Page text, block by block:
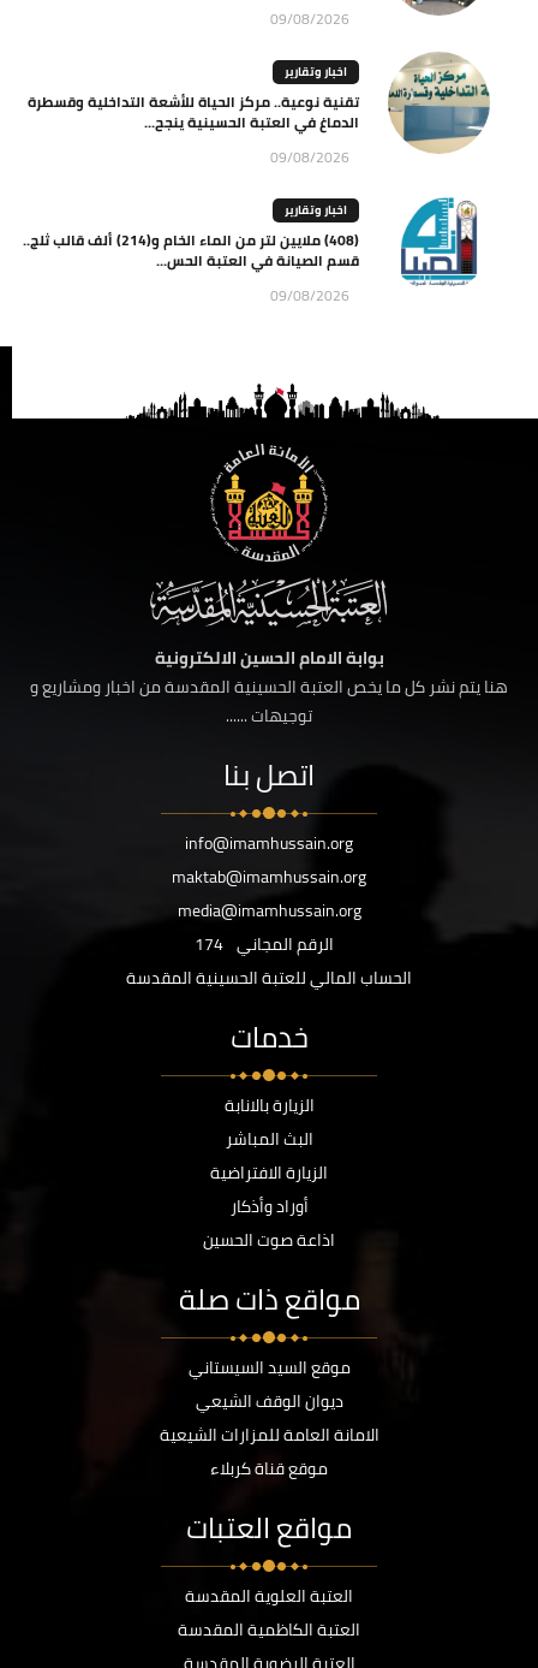
09/08/2026
اخبار وتقارير
تقنية نوعية.. مركز الحياة للأشعة التداخلية وقسطرة
الدماغ في العتبة الحسينية ينجح...
09/08/2026
اخبار وتقارير
(408) ملايين لتر من الماء الخام و(214) ألف قالب ثلج..
قسم الصيانة في العتبة الحس...
09/08/2026
بوابة الامام الحسين الالكترونية
هنا يتم نشر كل ما يخص العتبة الحسينية المقدسة من اخبار ومشاريع و
توجيهات ......
اتصل بنا
info@imamhussain.org
maktab@imamhussain.org
media@imamhussain.org
الرقم المجاني 174
الحساب المالي للعتبة الحسينية المقدسة
خدمات
الزيارة بالانابة
البث المباشر
الزيارة الافتراضية
أوراد وأذكار
اذاعة صوت الحسين
مواقع ذات صلة
موقع السيد السيستاني
ديوان الوقف الشيعي
الامانة العامة للمزارات الشيعية
موقع قناة كربلاء
مواقع العتبات
العتبة العلوية المقدسة
العتبة الكاظمية المقدسة